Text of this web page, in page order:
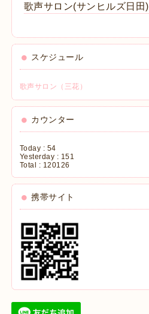
歌声サロン(サンヒルズ日田)
スケジュール
歌声サロン（三花）
カウンター
Today : 54
Yesterday : 151
Total : 120126
携帯サイト